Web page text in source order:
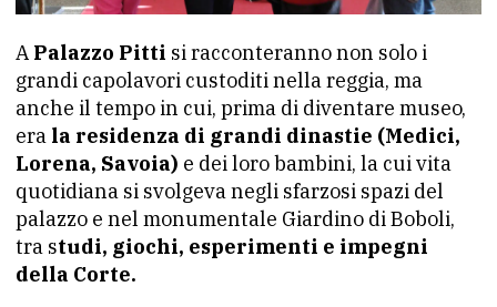
A Palazzo Pitti si racconteranno non solo i
grandi capolavori custoditi nella reggia, ma
anche il tempo in cui, prima di diventare museo,
era la residenza di grandi dinastie (Medici,
Lorena, Savoia) e dei loro bambini, la cui vita
quotidiana si svolgeva negli sfarzosi spazi del
palazzo e nel monumentale Giardino di Boboli,
tra studi, giochi, esperimenti e impegni
della Corte.